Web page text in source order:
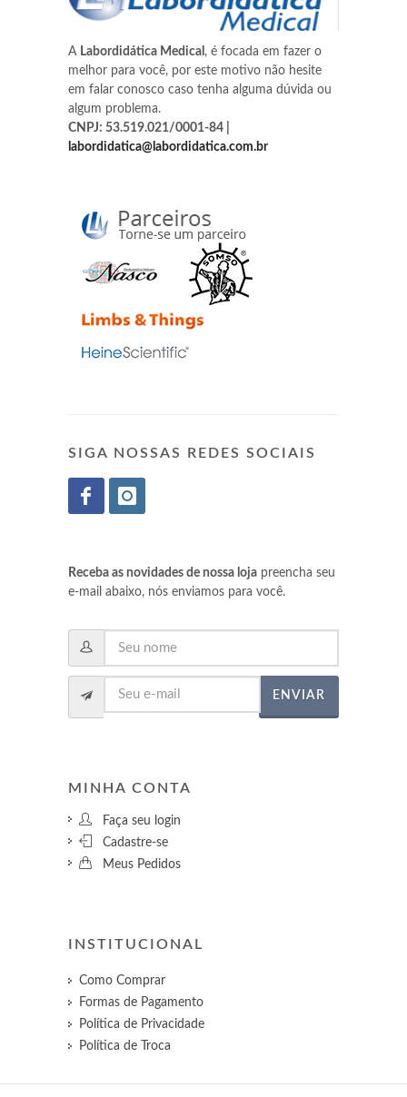
A Labordidática Medical , é focada em fazer o
melhor para você, por este motivo não hesite
em falar conosco caso tenha alguma dúvida ou
algum problema.
CNPJ: 53.519.021/0001-84 |
labordidatica@labordidatica.com.br
SIGA NOSSAS REDES SOCIAIS
Receba as novidades de nossa lojapreencha seu
e-mail abaixo, nós enviamos para você.
ENVIAR
MINHA CONTA
Faça seu login
Cadastre-se
Meus Pedidos
INSTITUCIONAL
Como Comprar
Formas de Pagamento
Política de Privacidade
Política de Troca